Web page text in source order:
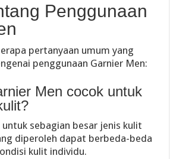
Penggunaan
pertanyaan umum yang
penggunaan Garnier Men:
Men cocok untuk
sebagian besar jenis kulit
diperoleh dapat berbeda-beda
kulit individu.